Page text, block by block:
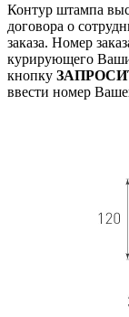
Контур штампа
договора о
заказа. Номер
курирующего
кнопку
ввести номер